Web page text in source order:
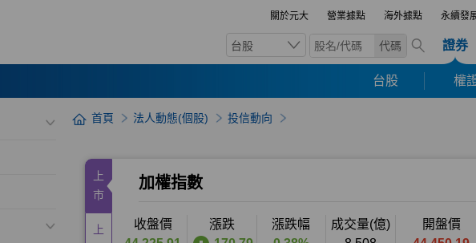
關於元大 營業據點 海外據點 永續發
台股 代碼 證券
台股 權
首頁 法人動態(個股) 投信動向